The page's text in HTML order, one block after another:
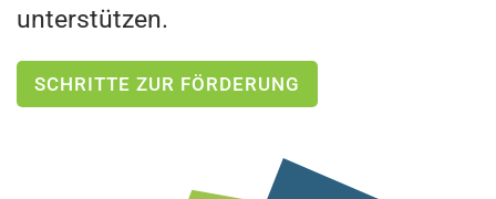
unterstützen.
SCHRITTE ZUR FÖRDERUNG